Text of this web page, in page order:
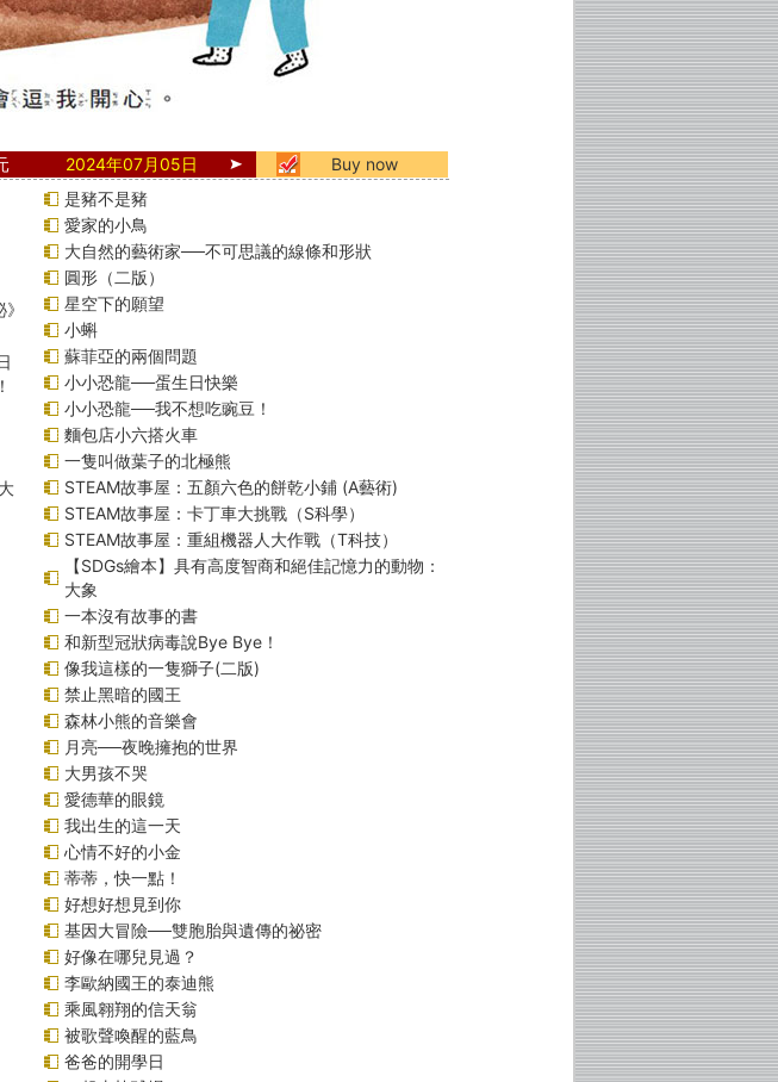
2024年07月05日 Buy now
是豬不是豬
愛家的小鳥
大自然的藝術家──不可思議的線條和形狀
圓形（二版）
星空下的願望
小蝌
蘇菲亞的兩個問題
小小恐龍──蛋生日快樂
小小恐龍──我不想吃豌豆！
麵包店小六搭火車
一隻叫做葉子的北極熊
STEAM故事屋：五顏六色的餅乾小鋪 (A藝術)
STEAM故事屋：卡丁車大挑戰（S科學）
STEAM故事屋：重組機器人大作戰（T科技）
【SDGs繪本】具有高度智商和絕佳記憶力的動物：
大象
一本沒有故事的書
和新型冠狀病毒說Bye Bye！
像我這樣的一隻獅子(二版)
禁止黑暗的國王
森林小熊的音樂會
月亮──夜晚擁抱的世界
大男孩不哭
愛德華的眼鏡
我出生的這一天
心情不好的小金
蒂蒂，快一點！
好想好想見到你
基因大冒險──雙胞胎與遺傳的祕密
好像在哪兒見過？
李歐納國王的泰迪熊
乘風翱翔的信天翁
被歌聲喚醒的藍鳥
爸爸的開學日